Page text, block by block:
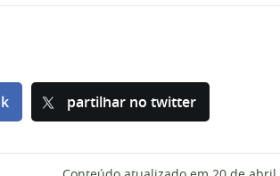
partilhar no twitter